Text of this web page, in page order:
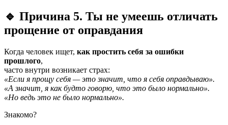
🔹 Причина 5. Ты не умеешь отличать
прощение от оправдания
Когда человек ищет, как простить себя за ошибки
прошлого,
часто внутри возникает страх:
«Если я прощу себя — это значит, что я себя оправдываю».
«А значит, я как будто говорю, что это было нормально».
«Но ведь это не было нормально».
Знакомо?